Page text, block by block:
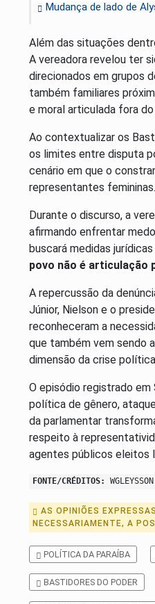
Mudança de lado de
Além das situações
A vereadora revelou ter
direcionados em grupos
também familiares
e moral articulada fora do
Ao contextualizar os
os limites entre disputa
cenário em que o
representantes femininas.
Durante o discurso, a
afirmando enfrentar
buscará medidas
povo não é articulação
A repercussão da
Júnior, Nielson e o
reconheceram a
que também vem sendo
dimensão da crise
O episódio registrado
política de gênero,
da parlamentar
respeito à
agentes públicos eleitos
FONTE/CRÉDITOS:
AS OPINIÕES
NECESSARIAMENTE, A
POLÍTICA DA PARAÍBA
BASTIDORES DO PODER